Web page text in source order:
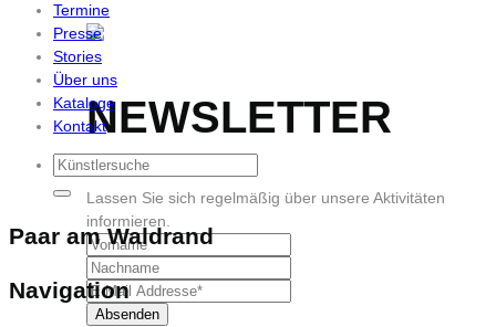
NEWSLETTER
Lassen Sie sich regelmäßig über unsere Aktivitäten
informieren.
Termine
Presse
Stories
Über uns
Kataloge
Kontakt
Paar am Waldrand
Navigation